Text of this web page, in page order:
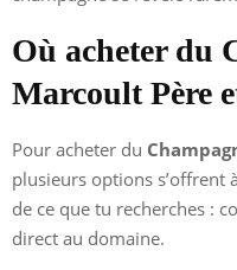
Où acheter du
Marcoult Père
Pour acheter du
plusieurs options s’offrent
de ce que tu recherches :
direct au domaine.